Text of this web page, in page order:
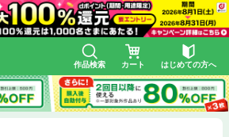
作品検索 カート はじめての方へ